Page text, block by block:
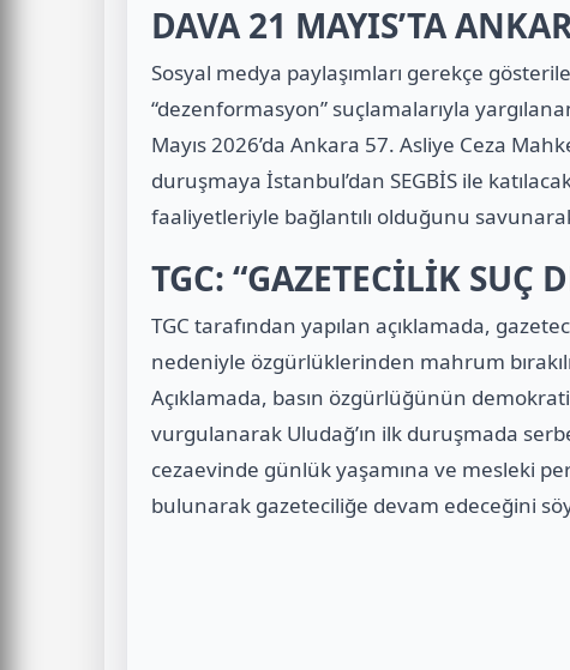
DAVA 21 MAYIS’TA
Sosyal medya paylaşımları gerekçe
“dezenformasyon” suçlamalarıyla
Mayıs 2026’da Ankara 57. Asliye Ceza
duruşmaya İstanbul’dan SEGBİS ile
faaliyetleriyle bağlantılı olduğunu
TGC: “GAZETECİLİK SUÇ
TGC tarafından yapılan açıklamada,
nedeniyle özgürlüklerinden mahrum
Açıklamada, basın özgürlüğünün
vurgulanarak Uludağ’ın ilk duruşmada
cezaevinde günlük yaşamına ve mesleki
bulunarak gazeteciliğe devam edeceğini